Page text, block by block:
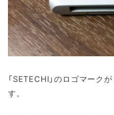
「SETECHI」のロゴマーク
す。